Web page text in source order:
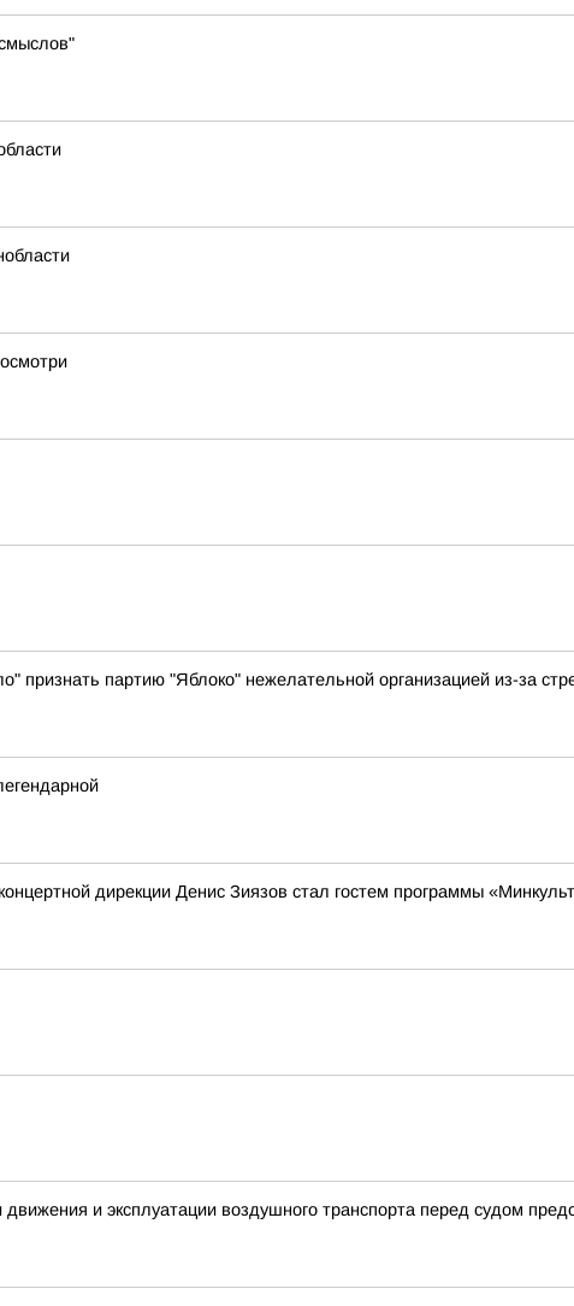
партию "Яблоко" нежелательной организацией из-за
дирекции Денис Зиязов стал гостем программы
и эксплуатации воздушного транспорта перед судом